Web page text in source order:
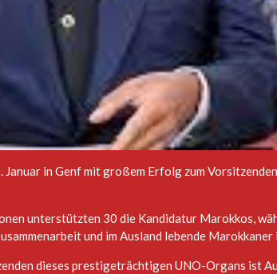
in Genf mit großem Erfolg zum
unterstützten 30 die Kandidatur Marokkos,
und im Ausland lebende
dieses prestigeträchtigen UNO-Organs ist